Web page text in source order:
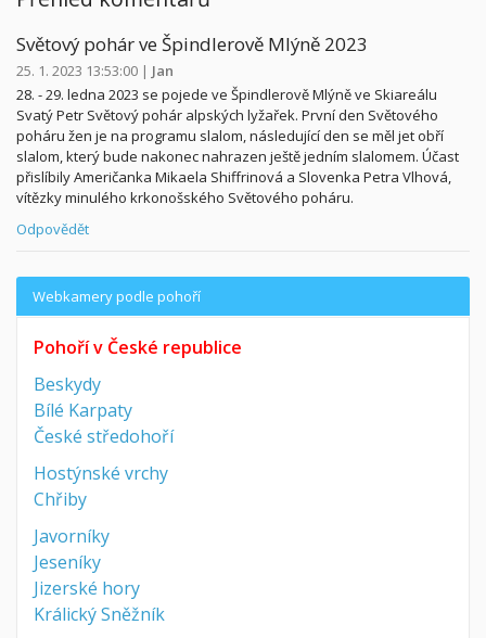
Světový pohár ve Špindlerově Mlýně 2023
25. 1. 2023 13:53:00 | Jan
28. - 29. ledna 2023 se pojede ve Špindlerově Mlýně ve Skiareálu
Svatý Petr Světový pohár alpských lyžařek. První den Světového
poháru žen je na programu slalom, následující den se měl jet obří
slalom, který bude nakonec nahrazen ještě jedním slalomem. Účast
přislíbily Američanka Mikaela Shiffrinová a Slovenka Petra Vlhová,
vítězky minulého krkonošského Světového poháru.
Odpovědět
Webkamery podle pohoří
Pohoří v České republice
Beskydy
Bílé Karpaty
České středohoří
Hostýnské vrchy
Chřiby
Javorníky
Jeseníky
Jizerské hory
Králický Sněžník